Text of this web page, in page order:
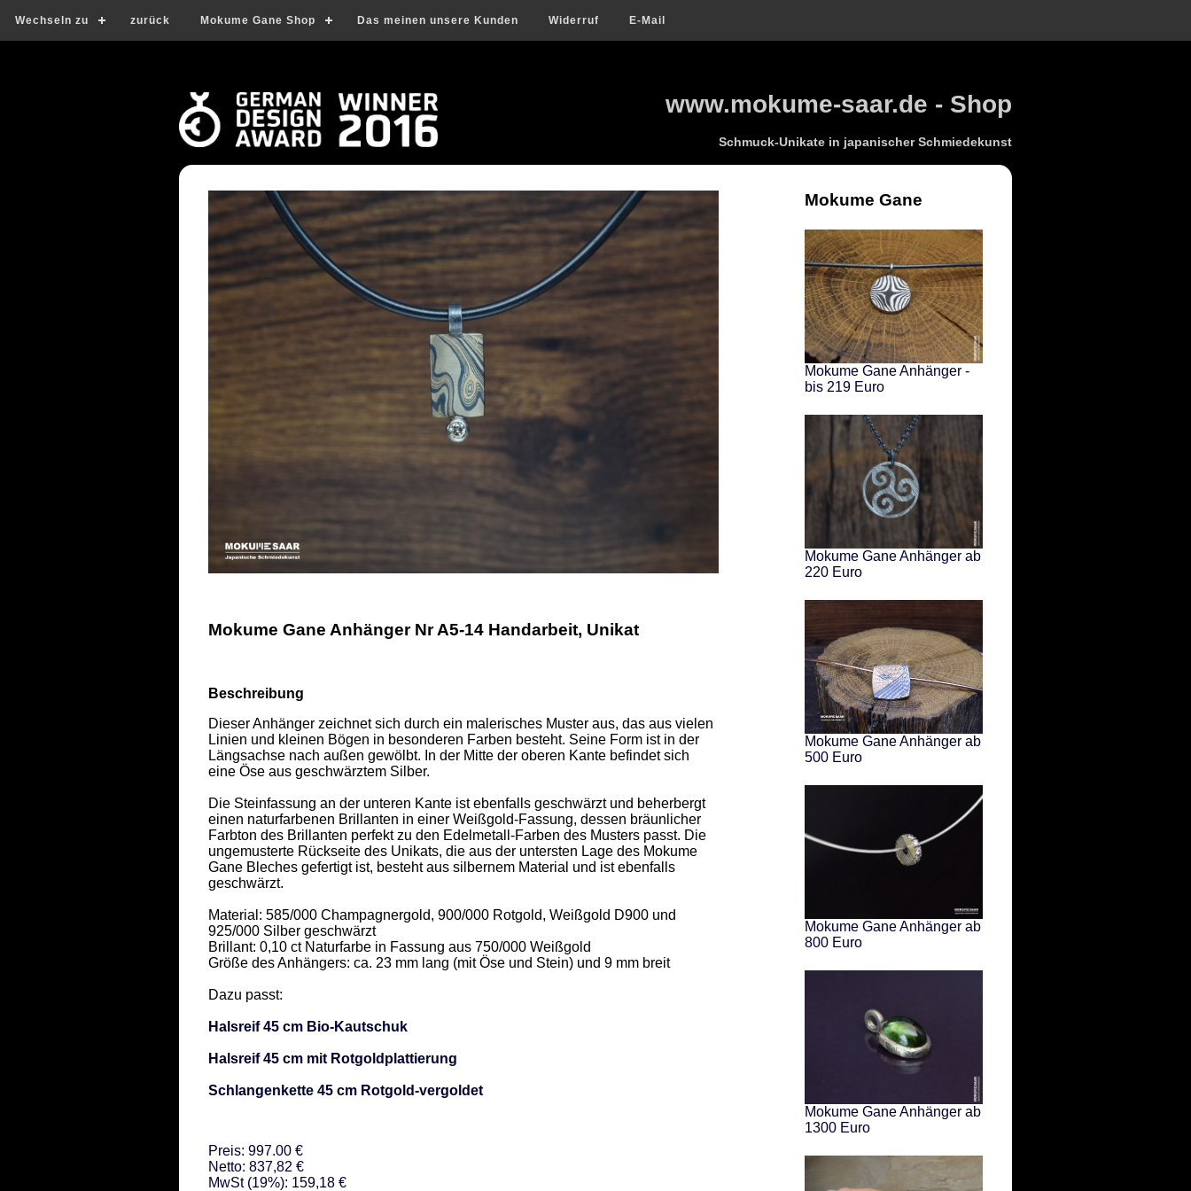
Wechseln zu zurück Mokume Gane Shop Das meinen unsere Kunden Widerruf E-Mail
www.mokume-saar.de - Shop
Schmuck-Unikate in japanischer Schmiedekunst
Mokume Gane Anhänger Nr A5-14 Handarbeit, Unikat
Beschreibung
Dieser Anhänger zeichnet sich durch ein malerisches Muster aus, das aus vielen
Linien und kleinen Bögen in besonderen Farben besteht. Seine Form ist in der
Längsachse nach außen gewölbt. In der Mitte der oberen Kante befindet sich
eine Öse aus geschwärztem Silber.
Die Steinfassung an der unteren Kante ist ebenfalls geschwärzt und beherbergt
einen naturfarbenen Brillanten in einer Weißgold-Fassung, dessen bräunlicher
Farbton des Brillanten perfekt zu den Edelmetall-Farben des Musters passt. Die
ungemusterte Rückseite des Unikats, die aus der untersten Lage des Mokume
Gane Bleches gefertigt ist, besteht aus silbernem Material und ist ebenfalls
geschwärzt.
Material: 585/000 Champagnergold, 900/000 Rotgold, Weißgold D900 und
925/000 Silber geschwärzt
Brillant: 0,10 ct Naturfarbe in Fassung aus 750/000 Weißgold
Größe des Anhängers: ca. 23 mm lang (mit Öse und Stein) und 9 mm breit
Dazu passt:
Halsreif 45 cm Bio-Kautschuk
Halsreif 45 cm mit Rotgoldplattierung
Schlangenkette 45 cm Rotgold-vergoldet
Preis: 997.00 €
Netto: 837,82 €
MwSt (19%): 159,18 €
Mokume Gane
Mokume Gane Anhänger -
bis 219 Euro
Mokume Gane Anhänger ab
220 Euro
Mokume Gane Anhänger ab
500 Euro
Mokume Gane Anhänger ab
800 Euro
Mokume Gane Anhänger ab
1300 Euro